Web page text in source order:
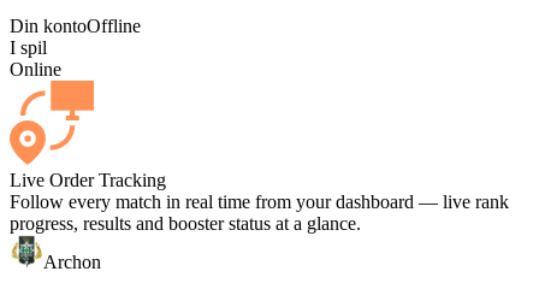
Din kontoOffline
I spil
Online
Live Order Tracking
Follow every match in real time from your dashboard — live rank
progress, results and booster status at a glance.
Archon